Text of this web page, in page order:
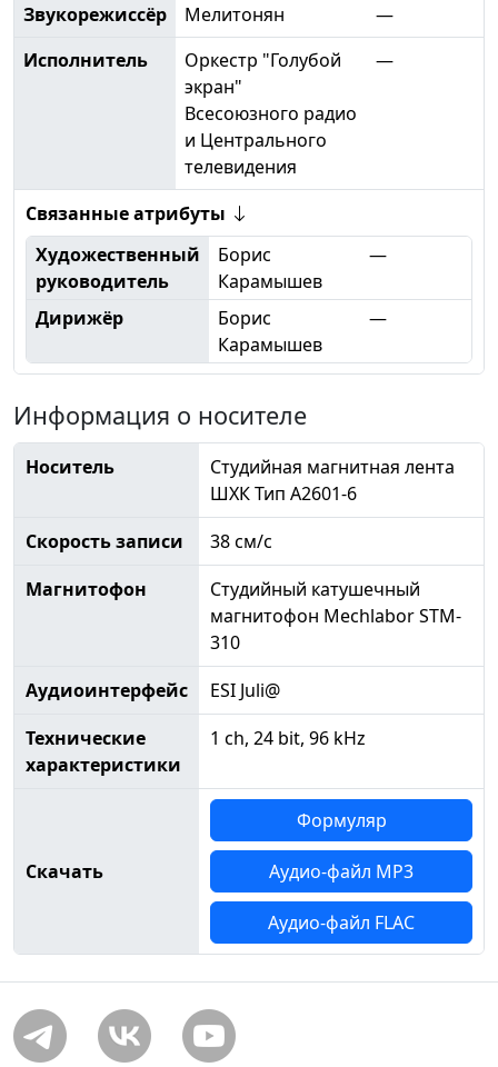
Звукорежиссёр Мелитонян
—
Исполнитель
Оркестр "Голубой
экран"
Всесоюзного радио
и Центрального
телевидения
—
Связанные атрибуты
Художественный
руководитель
Борис
Карамышев
—
Дирижёр
Борис
Карамышев
—
Информация о носителе
Носитель
Студийная магнитная лента
ШХК Тип А2601-6
Скорость записи
38 см/с
Магнитофон
Студийный катушечный
магнитофон Mechlabor STM-
310
Аудиоинтерфейс
ESI Juli@
Технические
характеристики
1 ch, 24 bit, 96 kHz
Скачать
Формуляр
Аудио-файл MP3
Аудио-файл FLAC